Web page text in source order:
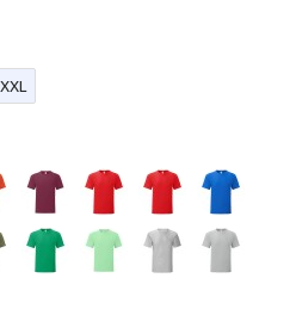
XXL